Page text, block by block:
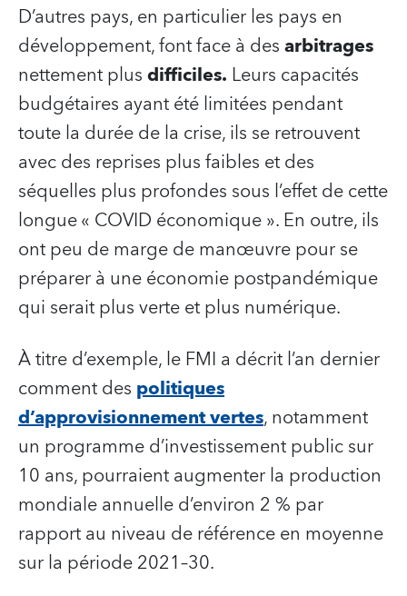
D’autres pays, en particulier les pays en
développement, font face à desarbitrages
nettement plusdifficiles. Leurs capacités
budgétaires ayant été limitées pendant
toute la durée de la crise, ils se retrouvent
avec des reprises plus faibles et des
séquelles plus profondes sous l’effet de cette
longue « COVID économique ». En outre, ils
ont peu de marge de manœuvre pour se
préparer à une économie postpandémique
qui serait plus verte et plus numérique.
À titre d’exemple, le FMI a décrit l’an dernier
comment des politiques
d’approvisionnement vertes, notamment
un programme d’investissement public sur
10 ans, pourraient augmenter la production
mondiale annuelle d’environ 2 % par
rapport au niveau de référence en moyenne
sur la période 2021–30.